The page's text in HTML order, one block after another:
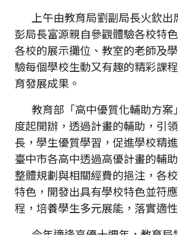
上午由教育局劉副局長火欽出
彭局長富源親自參觀體驗各校特
各校的展示攤位、教室的老師及
驗每個學校生動又有趣的精彩課
育發展成果。
教育部「高中優質化輔助方案
度起開辦，透過計畫的輔助，引
長，學生優質學習，促進學校精
臺中市各高中透過高優計畫的輔
整體規劃與相關經費的挹注，各
特色，開發出具有學校特色並符
程，培養學生多元展能，落實適